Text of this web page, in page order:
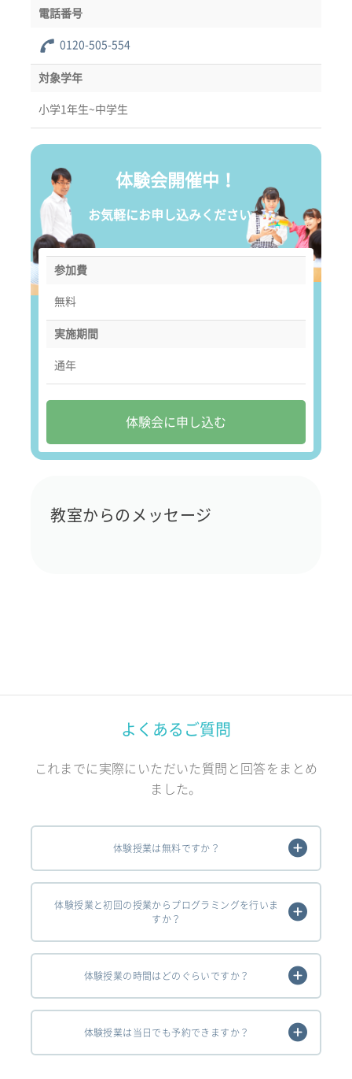
電話番号
0120-505-554
対象学年
小学1年生~中学生
体験会開催中！
お気軽にお申し込みください。
参加費
無料
実施期間
通年
体験会に申し込む
教室からのメッセージ
よくあるご質問
これまでに実際にいただいた質問と回答をまとめ
ました。
体験授業は無料ですか？
体験授業と初回の授業からプログラミングを行いま
すか？
体験授業の時間はどのぐらいですか？
体験授業は当日でも予約できますか？